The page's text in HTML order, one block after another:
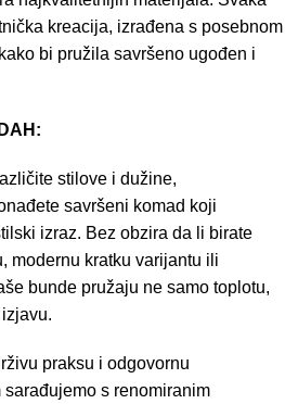
kreacija, izrađena s posebnom
bi pružila savršeno ugođen i
stilove i dužine,
savršeni komad koji
izraz. Bez obzira da li birate
modernu kratku varijantu ili
bunde pružaju ne samo toplotu,
praksu i odgovornu
s renomiranim